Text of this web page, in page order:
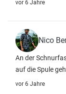
vor 6 Jahre
Nico
An der
auf die Spule
vor 6 Jahre